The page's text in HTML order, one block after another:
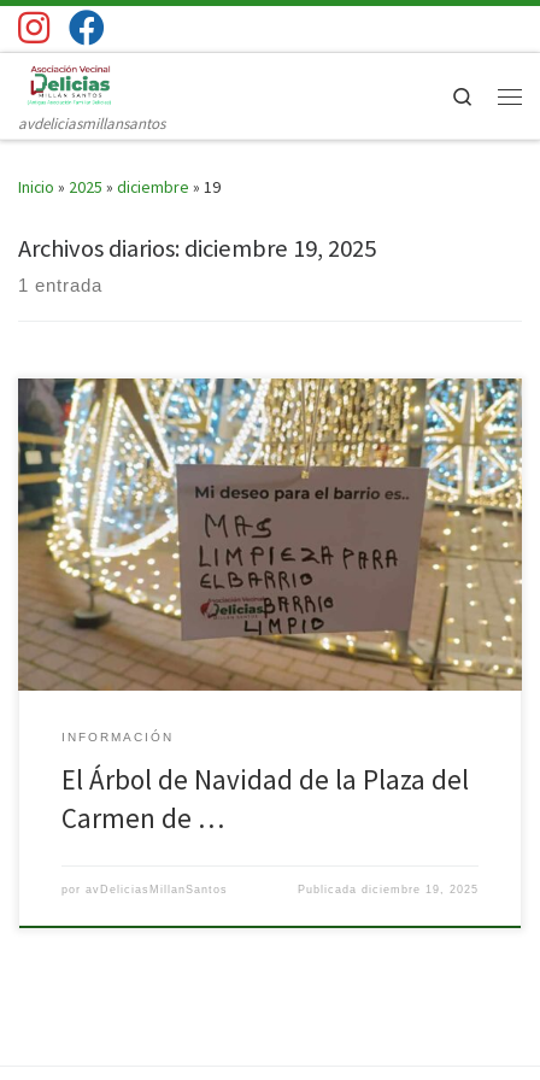
Saltar al contenido
avdeliciasmillansantos
Search
Inicio » 2025 » diciembre » 19
Archivos diarios:diciembre 19, 2025
1 entrada
El pasado viernes 12 de diciembre, centenares de vecinos y vecinas del
barrio de Las Delicias se sumaron a una emotiva iniciativa de nuestra
Asociación: escribir en tarjetas sus deseos para el barrio y colgarlas en
la barandilla que rodea el Árbol de la Plaza del Carmen. Entre los
mensajes […]
INFORMACIÓN
El Árbol de Navidad de la Plaza del
Carmen de …
por avDeliciasMillanSantos Publicadadiciembre 19, 2025